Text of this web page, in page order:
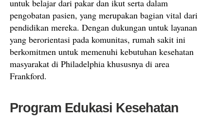
untuk belajar dari pakar dan ikut serta dalam
pengobatan pasien, yang merupakan bagian vital dari
pendidikan mereka. Dengan dukungan untuk layanan
yang berorientasi pada komunitas, rumah sakit ini
berkomitmen untuk memenuhi kebutuhan kesehatan
masyarakat di Philadelphia khususnya di area
Frankford.
Program Edukasi Kesehatan